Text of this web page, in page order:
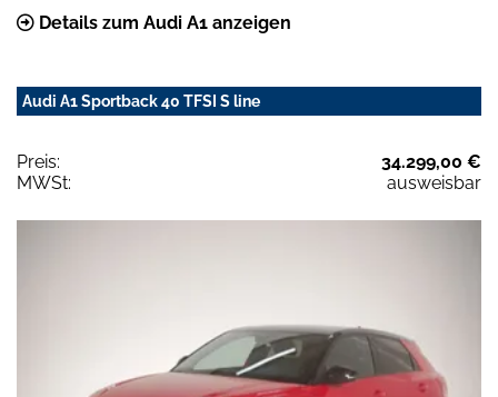
Details zum Audi A1 anzeigen
Audi A1 Sportback 40 TFSI S line
Preis:
34.299,00 €
MWSt:
ausweisbar